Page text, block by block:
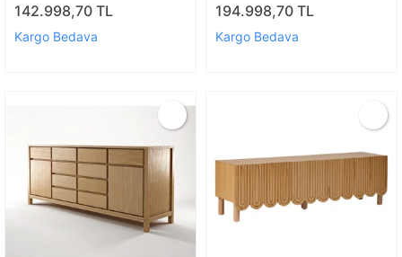
142.998,70 TL
Kargo Bedava
194.998,70 TL
Kargo Bedava